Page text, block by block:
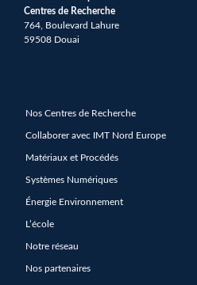
Centres de Recherche
764, Boulevard Lahure
59508 Douai
Nos Centres de Recherche
Collaborer avec IMT Nord Europe
Matériaux et Procédés
Systèmes Numériques
Énergie Environnement
L’école
Notre réseau
Nos partenaires